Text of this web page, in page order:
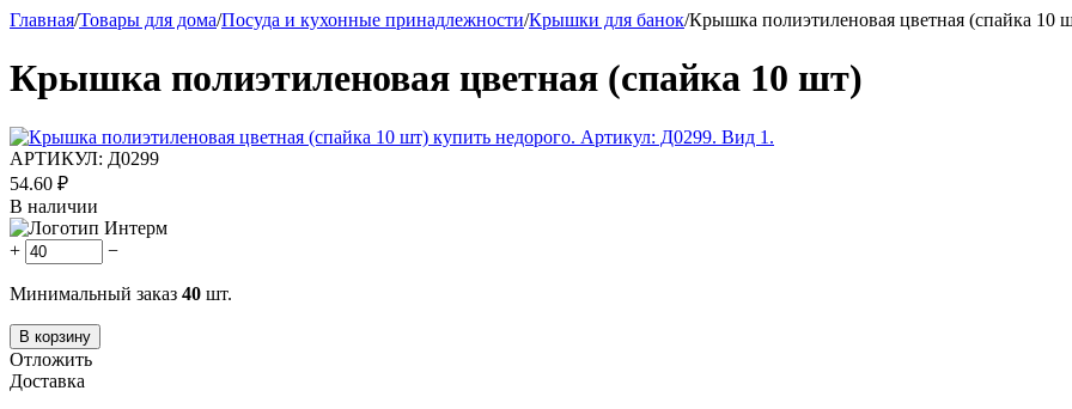
Главная/Товары для дома/Посуда и кухонные принадлежности/Крышки для банок/Крышка полиэтиленовая цветная (спайка 10
Крышка полиэтиленовая цветная (спайка 10 шт)
АРТИКУЛ: Д0299
54.60 ₽
В наличии
+ −
Минимальный заказ 40 шт.
В корзину
Отложить
Доставка